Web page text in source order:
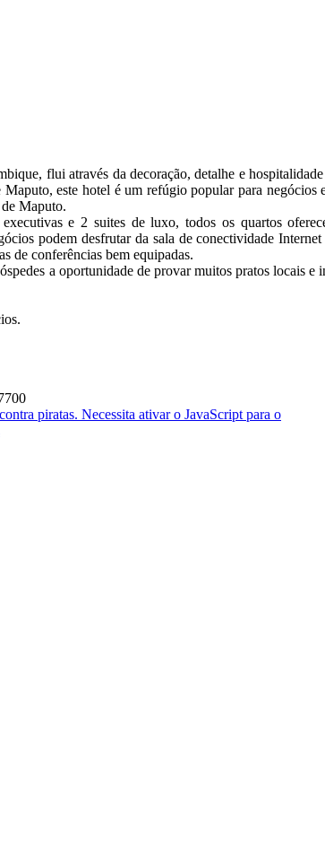
flui através da decoração, detalhe e
este hotel é um refúgio popular para negócios
Maputo.
e 2 suites de luxo, todos os quartos
podem desfrutar da sala de conectividade
de conferências bem equipadas.
a oportunidade de provar muitos pratos locais e
piratas. Necessita ativar o JavaScript para o